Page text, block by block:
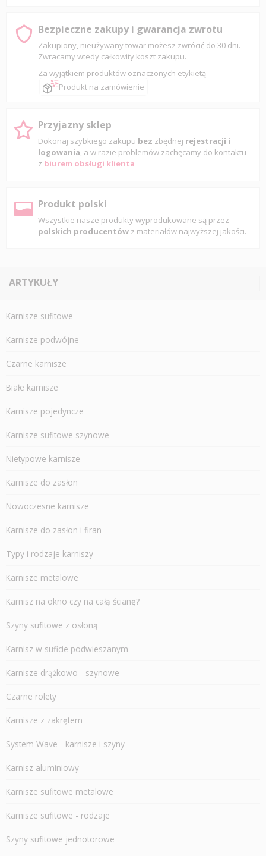
Bezpieczne zakupy i gwarancja zwrotu
Zakupiony, nieużywany towar możesz zwrócić do 30 dni.
Zwracamy wtedy całkowity koszt zakupu.
Za wyjątkiem produktów oznaczonych etykietą
Produkt na zamówienie
Przyjazny sklep
Dokonaj szybkiego zakupu bez zbędnej rejestracji i
logowania, a w razie problemów zachęcamy do kontaktu
z biurem obsługi klienta
Produkt polski
Wszystkie nasze produkty wyprodukowane są przez
polskich producentów z materiałów najwyższej jakości.
ARTYKUŁY
Karnisze sufitowe
Karnisze podwójne
Czarne karnisze
Białe karnisze
Karnisze pojedyncze
Karnisze sufitowe szynowe
Nietypowe karnisze
Karnisze do zasłon
Nowoczesne karnisze
Karnisze do zasłon i firan
Typy i rodzaje karniszy
Karnisze metalowe
Karnisz na okno czy na całą ścianę?
Szyny sufitowe z osłoną
Karnisz w suficie podwieszanym
Karnisze drążkowo - szynowe
Czarne rolety
Karnisze z zakrętem
System Wave - karnisze i szyny
Karnisz aluminiowy
Karnisze sufitowe metalowe
Karnisze sufitowe - rodzaje
Szyny sufitowe jednotorowe